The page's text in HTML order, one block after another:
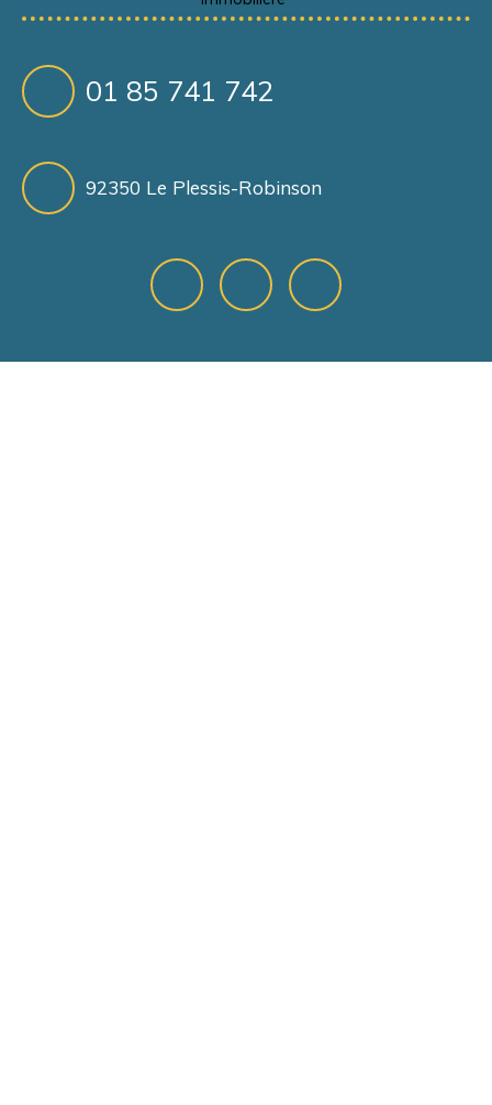
01 85 741 742
92350 Le Plessis-Robinson